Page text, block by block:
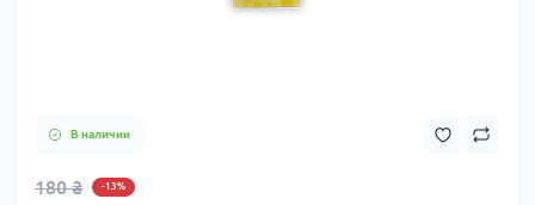
В наличии
180 ₴ -13%